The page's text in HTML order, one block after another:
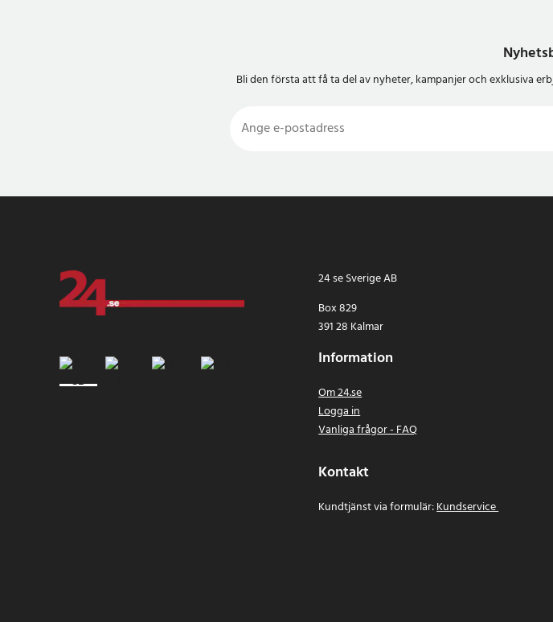
Bli den första att få ta del av nyheter, kampanjer och exklusiva
24 se Sverige AB
Box 829
391 28 Kalmar
Information
Om 24.se
Logga in
Vanliga frågor - FAQ
Kontakt
Kundtjänst via formulär:Kundservice